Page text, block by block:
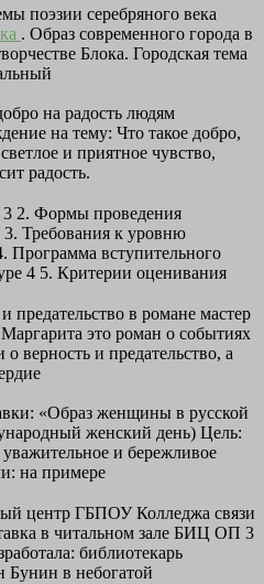
поэзии серебряного века
. Образ современного города в
Блока. Городская тема
на радость людям
на тему: Что такое добро,
и приятное чувство,
радость.
3 2. Формы проведения
3. Требования к уровню
Программа вступительного
4 5. Критерии оценивания
предательство в романе мастер
это роман о событиях
верность и предательство, а
«Образ женщины в русской
женский день) Цель:
и бережливое
на примере
центр ГБПОУ Колледжа связи
в читальном зале БИЦ ОП 3
библиотекарь
в небогатой